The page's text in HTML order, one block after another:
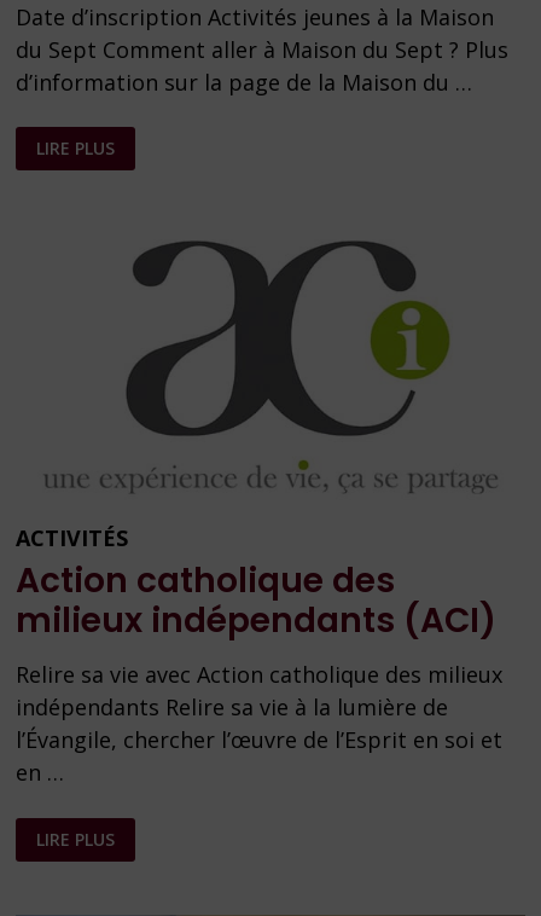
Date d’inscription Activités jeunes à la Maison
du Sept Comment aller à Maison du Sept ? Plus
d’information sur la page de la Maison du …
INSCRIPTIONS
AUX
ACTIVITÉS
LIRE PLUS
ACTIVITÉS
Action catholique des
milieux indépendants (ACI)
Relire sa vie avec Action catholique des milieux
indépendants Relire sa vie à la lumière de
l’Évangile, chercher l’œuvre de l’Esprit en soi et
en …
ACTION
CATHOLIQUE
DES
LIRE PLUS